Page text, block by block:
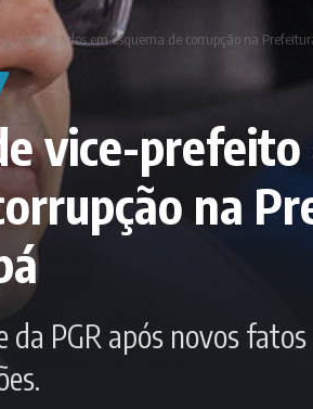
investigados em esquema de corrupção na
vice-
na
PGR após novos